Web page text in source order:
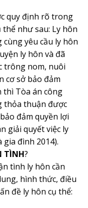
quy định rõ trong
thể như sau: Ly hôn
yêu cầu ly hôn
ly hôn và đã
trông nom, nuôi
cơ sở bảo đảm
thì Tòa án công
thỏa thuận được
đảm quyền lợi
giải quyết việc ly
đình 2014).
TÌNH?
tình ly hôn cần
hình thức, điều
đề ly hôn cụ thể: